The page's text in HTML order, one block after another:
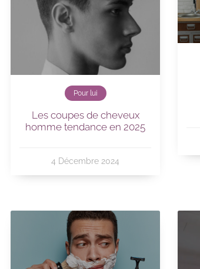
Pour lui
Les coupes de cheveux
homme tendance en 2025
4 Décembre 2024